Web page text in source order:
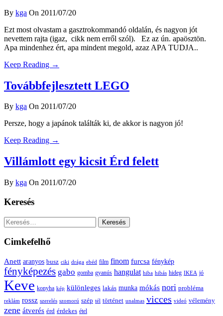
By kga On 2011/07/20
Ezt most olvastam a gasztrokommandó oldalán, és nagyon jót
nevettem rajta (igaz, cikk nem erről szól). Ez az ún. apaösztön.
Apa mindenhez ért, apa mindent megold, azaz APA TUDJA..
Keep Reading →
Továbbfejlesztett LEGO
By kga On 2011/07/20
Persze, hogy a japánok találták ki, de akkor is nagyon jó!
Keep Reading →
Villámlott egy kicsit Érd felett
By kga On 2011/07/20
Keresés
Keresés:
Cimkefelhő
Anett aranyos busz ciki drága ebéd film finom furcsa fénykép
fényképezés gabo gomba gyanús hangulat hiba hibás hideg IKEA jó
Keve konyha kép különleges lakás munka mókás nori probléma
reklám rossz szerelés szomorú szép tél történet unalmas vicces videó vélemény
zene átverés érd érdekes étel